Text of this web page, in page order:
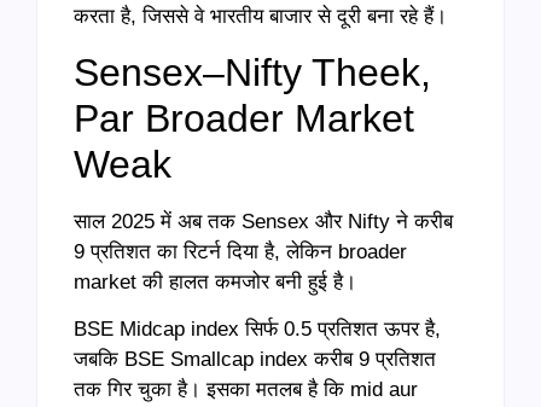
करता है, जिससे वे भारतीय बाजार से दूरी बना रहे हैं।
Sensex–Nifty Theek,
Par Broader Market
Weak
साल 2025 में अब तक Sensex और Nifty ने करीब
9 प्रतिशत का रिटर्न दिया है, लेकिन broader
market की हालत कमजोर बनी हुई है।
BSE Midcap index सिर्फ 0.5 प्रतिशत ऊपर है,
जबकि BSE Smallcap index करीब 9 प्रतिशत
तक गिर चुका है। इसका मतलब है कि mid aur